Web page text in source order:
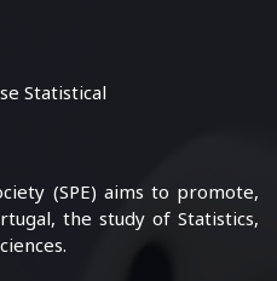
Statistical
(SPE) aims to promote,
the study of Statistics,